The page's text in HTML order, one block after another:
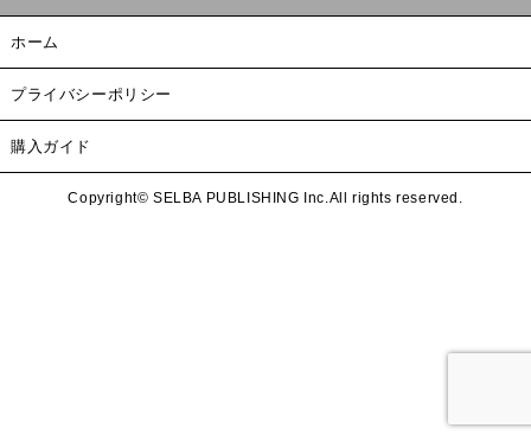
ホーム
プライバシーポリシー
購入ガイド
Copyright© SELBA PUBLISHING Inc.All rights reserved.